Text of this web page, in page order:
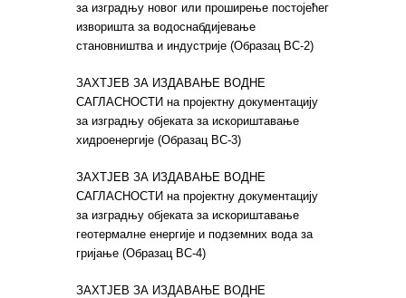
за изградњу новог или проширење постојећег
изворишта за водоснабдијевање
становништва и индустрије (Образац ВС-2)
ЗАХТЈЕВ ЗА ИЗДАВАЊЕ ВОДНЕ
САГЛАСНОСТИ на пројектну документацију
за изградњу објеката за искориштавање
хидроенергије (Образац ВС-3)
ЗАХТЈЕВ ЗА ИЗДАВАЊЕ ВОДНЕ
САГЛАСНОСТИ на пројектну документацију
за изградњу објеката за искориштавање
геотермалне енергије и подземних вода за
гријање (Образац ВС-4)
ЗАХТЈЕВ ЗА ИЗДАВАЊЕ ВОДНЕ